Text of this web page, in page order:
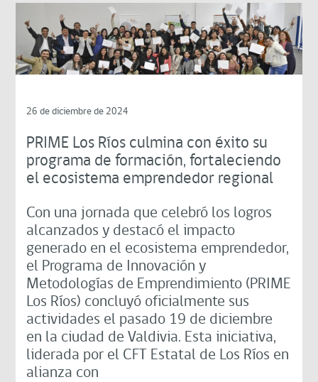
26 de diciembre de 2024
PRIME Los Ríos culmina con éxito su
programa de formación, fortaleciendo
el ecosistema emprendedor regional
Con una jornada que celebró los logros
alcanzados y destacó el impacto
generado en el ecosistema emprendedor,
el Programa de Innovación y
Metodologías de Emprendimiento (PRIME
Los Ríos) concluyó oficialmente sus
actividades el pasado 19 de diciembre
en la ciudad de Valdivia. Esta iniciativa,
liderada por el CFT Estatal de Los Ríos en
alianza con